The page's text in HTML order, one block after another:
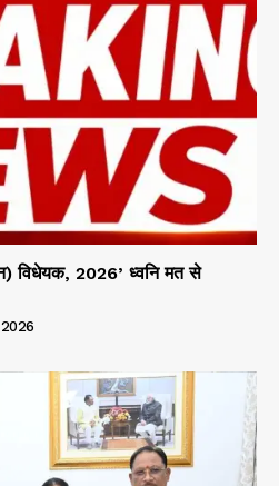
विधेयक, 2026’ ध्वनि मत से